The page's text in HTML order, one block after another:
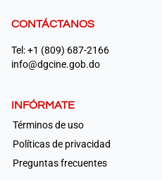
CONTÁCTANOS
Tel: +1 (809) 687-2166
info@dgcine.gob.do
INFÓRMATE
Términos de uso
Políticas de privacidad
Preguntas frecuentes